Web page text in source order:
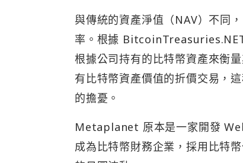
與傳統的資產淨值（NAV）不同
率。根據
根據公司持有的比特幣資產來衡
有比特幣資產價值的折價交易，
的擔憂。
Metaplanet 原本是一家開發
成為比特幣財務企業，採用比特